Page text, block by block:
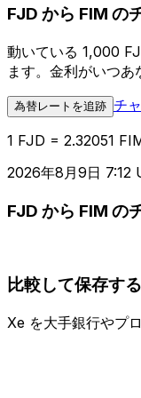
FJD から FIM の
動いている 1,000
ます。金利がいつ
為替レートを追跡 チ
1 FJD = 2.32051
2026年8月9日 7:12
FJD から FIM の
比較して保存する
Xe を大手銀行やプ